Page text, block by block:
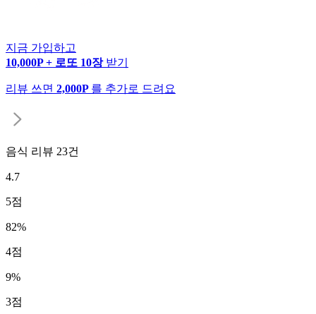
지금 가입하고
10,000P + 로또 10장 받기
리뷰 쓰면 2,000P 를 추가로 드려요
음식 리뷰 23건
4.7
5점
82%
4점
9%
3점